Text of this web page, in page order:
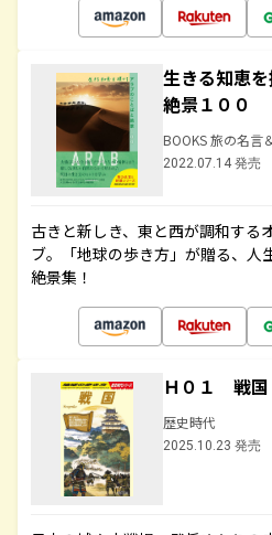
生きる知恵
絶景１００
BOOKS 旅の名言
2022.07.14 発売
古きと新しき、東と西が調和する
ブ。「地球の歩き方」が贈る、人
絶景集！
Ｈ０１ 戦国
歴史時代
2025.10.23 発売